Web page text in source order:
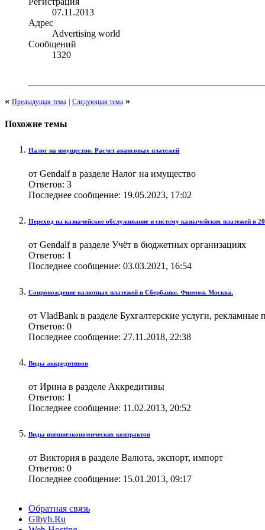
07.11.2013
Адрес
Advertising world
Сообщений
1320
« Предыдущая тема | Следующая тема »
Похожие темы
Налог на имущество. Расчет авансовых платежей
от Gendalf в разделе Налог на имущество
Ответов: 3
Последнее сообщение: 19.05.2023, 17:02
Переход на казначейское обслуживание и систему казначейских платежей в
от Gendalf в разделе Учёт в бюджетных организациях
Ответов: 1
Последнее сообщение: 03.03.2021, 16:54
Сопровождение валютных платежей в Сбербанке. Финмон. Москва.
от VladBank в разделе Бухгалтерские услуги, рекламные
Ответов: 0
Последнее сообщение: 27.11.2018, 22:38
Виды аккредитивов
от Ирина в разделе Аккредитивы
Ответов: 1
Последнее сообщение: 11.02.2013, 20:52
Виды внешнеэкономических контрактов
от Виктория в разделе Валюта, экспорт, импорт
Ответов: 0
Последнее сообщение: 15.01.2013, 09:17
Обратная связь
Glbyh.Ru